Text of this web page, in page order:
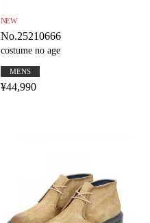
NEW
No.25210666
costume no age
MENS
¥44,990